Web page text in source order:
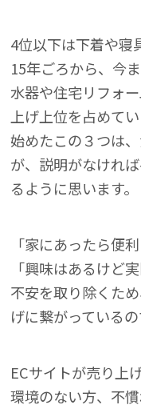
4位以下は下着や寝
15年ごろから、今
水器や住宅リフォ
上げ上位を占めて
始めたこの３つは
が、説明がなけれ
るように思います。
「家にあったら便
「興味はあるけど
不安を取り除くた
げに繋がっている
ECサイトが売り上
環境のない方、不